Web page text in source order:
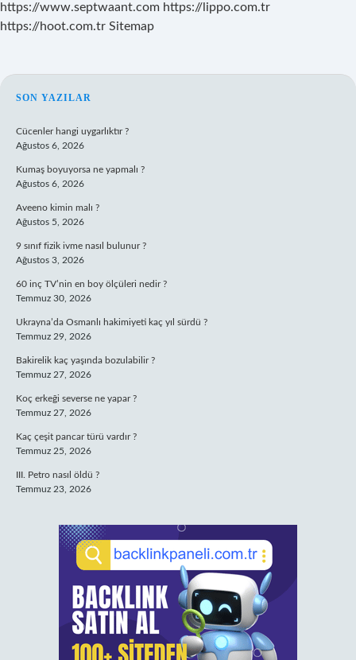
https://www.septwaant.com https://lippo.com.tr
https://hoot.com.tr Sitemap
SIDEBAR
SON YAZILAR
Cücenler hangi uygarlıktır ?
Ağustos 6, 2026
Kumaş boyuyorsa ne yapmalı ?
Ağustos 6, 2026
Aveeno kimin malı ?
Ağustos 5, 2026
9 sınıf fizik ivme nasıl bulunur ?
Ağustos 3, 2026
60 inç TV’nin en boy ölçüleri nedir ?
Temmuz 30, 2026
Ukrayna’da Osmanlı hakimiyeti kaç yıl sürdü ?
Temmuz 29, 2026
Bakirelik kaç yaşında bozulabilir ?
Temmuz 27, 2026
Koç erkeği severse ne yapar ?
Temmuz 27, 2026
Kaç çeşit pancar türü vardır ?
Temmuz 25, 2026
III. Petro nasıl öldü ?
Temmuz 23, 2026